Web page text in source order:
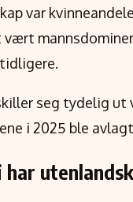
var
seg tydelig ut
i 2025 ble
har